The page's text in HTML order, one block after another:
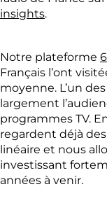
insights.
Notre plateforme
Français l’ont
moyenne. L’un
largement
programmes TV.
regardent déjà
linéaire et nous
investissant
années à venir.